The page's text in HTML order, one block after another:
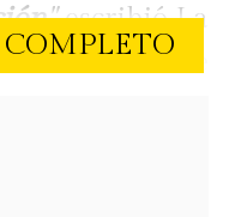
",escribió La
donde se ve
amigo.